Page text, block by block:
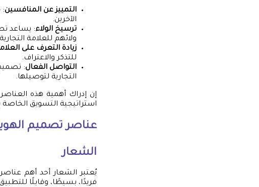
التمييز عن المنافسين:
الآخرين.
ترسيخ الولاء: يساعد
ولائهم للعلامة
زيادة التعرف على
للتذكر والاعتراف.
التواصل الفعال:
التجارية لتوصيلها.
إن إدراك أهمية هذه
استراتيجية التسويق
عناصر تصميم
الشعار
يُعتبر الشعار أحد أهم عناصر
فريدًا، بسيطًا، وقابلًا